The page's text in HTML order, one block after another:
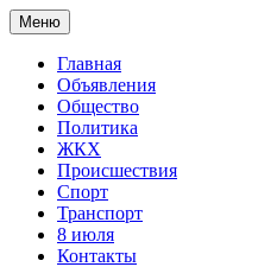
Меню
Главная
Объявления
Общество
Политика
ЖКХ
Происшествия
Спорт
Транспорт
8 июля
Контакты